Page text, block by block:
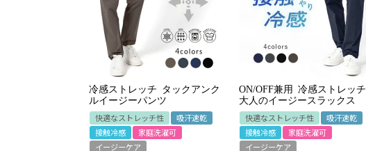
冷感ストレッチ タックアンク
ルイージーパンツ
快適なストレッチ性
吸汗速乾
接触冷感
家庭洗濯可
イージーケア
ON/OFF兼用 冷感ストレッチ
大人のイージースラックス
快適なストレッチ性
吸汗速乾
接触冷感
家庭洗濯可
イージーケア